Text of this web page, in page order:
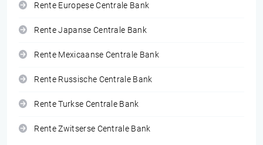
Rente Europese Centrale Bank
Rente Japanse Centrale Bank
Rente Mexicaanse Centrale Bank
Rente Russische Centrale Bank
Rente Turkse Centrale Bank
Rente Zwitserse Centrale Bank